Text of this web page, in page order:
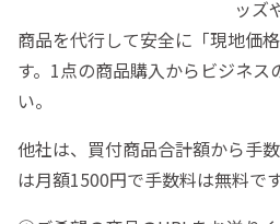
ッズ
商品を代行して安全に「現地価
す。1点の商品購入からビジネス
い。
他社は、買付商品合計額から手
は月額1500円で手数料は無料です